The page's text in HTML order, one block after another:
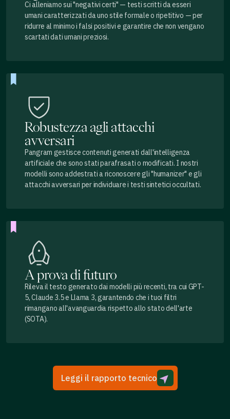
Ci alleniamo sui "negativi certi" — testi scritti da esseri
umani caratterizzati da uno stile formale o ripetitivo — per
ridurre al minimo i falsi positivi e garantire che non vengano
scartati dati umani preziosi.
Robustezza agli attacchi
avversari
Pangram gestisce contenuti generati dall'intelligenza
artificiale che sono stati parafrasati o modificati. I nostri
modelli sono addestrati a riconoscere gli "humanizer" e gli
attacchi avversari per individuare i testi sintetici occultati.
A prova di futuro
Rileva il testo generato dai modelli più recenti, tra cui GPT-
5, Claude 3.5 e Llama 3, garantendo che i tuoi filtri
rimangano all'avanguardia rispetto allo stato dell'arte
(SOTA).
Leggi il rapporto tecnico